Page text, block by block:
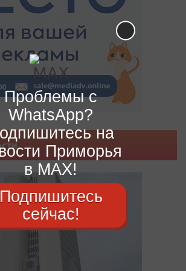
Проблемы с
WhatsApp?
на
Приморья
в MAX!
Подпишитесь
сейчас!